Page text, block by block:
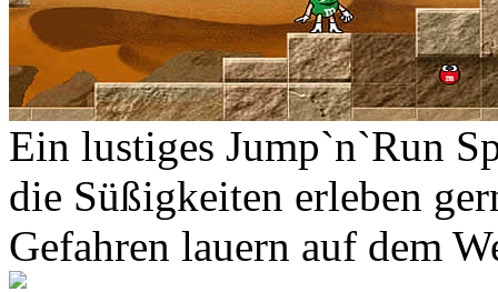
Ein lustiges Jump`n`Run
die Süßigkeiten erleben
Gefahren lauern auf dem